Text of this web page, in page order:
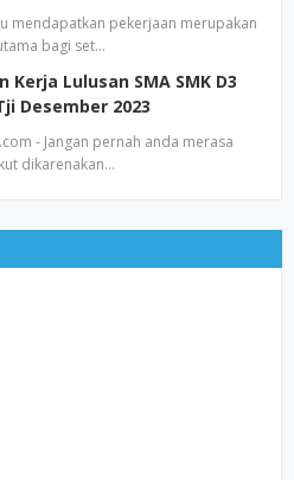
mendapatkan pekerjaan merupakan
bagi set…
Kerja Lulusan SMA SMK D3
Desember 2023
- Jangan pernah anda merasa
dikarenakan…